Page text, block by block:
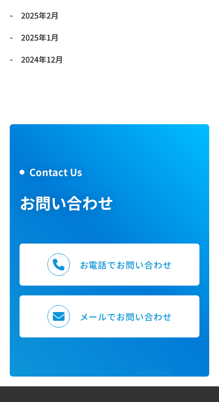
2025年2月
2025年1月
2024年12月
Contact Us
お問い合わせ
お電話でお問い合わせ
メールでお問い合わせ